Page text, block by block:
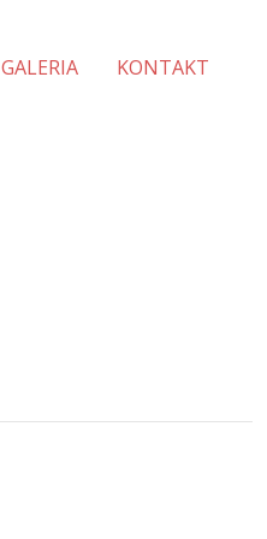
GALERIA KONTAKT